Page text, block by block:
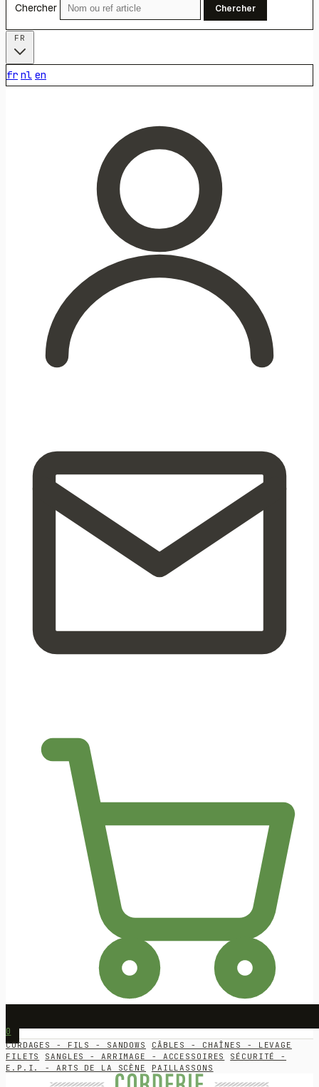
Chercher Chercher
fr nl en
0
CORDAGES - FILS - SANDOWS
CÂBLES - CHAÎNES - LEVAGE
FILETS
SANGLES - ARRIMAGE - ACCESSOIRES
SÉCURITÉ -
E.P.I. - ARTS DE LA SCÈNE
PAILLASSONS